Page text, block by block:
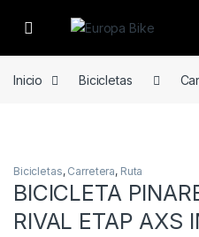
Open
Inicio Bicicletas
Bicicletas, Carretera, Ruta
BICICLETA
RIVAL ETAP AXS